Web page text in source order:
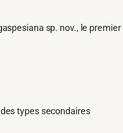
sp. nov., le
types secondaires